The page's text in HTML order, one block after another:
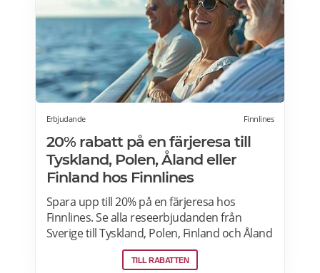
Erbjudande Finnlines
20% rabatt på en färjeresa till
Tyskland, Polen, Åland eller
Finland hos Finnlines
Spara upp till 20% på en färjeresa hos
Finnlines. Se alla reseerbjudanden från
Sverige till Tyskland, Polen, Finland och Åland
TILL RABATTEN